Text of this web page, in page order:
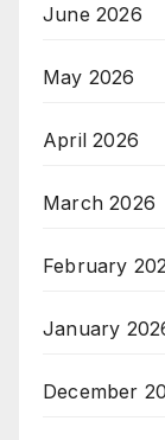
June 2026
May 2026
April 2026
March 2026
February
January
December